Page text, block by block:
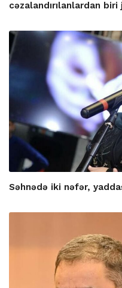
cəzalandırılanlardan
Səhnədə iki nəfər,